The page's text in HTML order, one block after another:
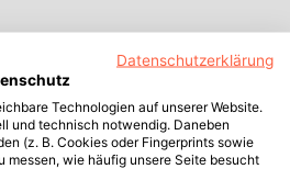
Datenschutzerklärung
Technologien auf unserer Website.
und technisch notwendig. Daneben
(z. B. Cookies oder Fingerprints sowie
messen, wie häufig unsere Seite besucht